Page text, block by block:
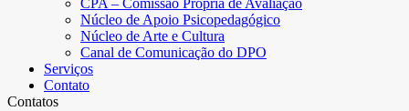
CPA – Comissão Própria de Avaliação
Núcleo de Apoio Psicopedagógico
Núcleo de Arte e Cultura
Canal de Comunicação do DPO
Serviços
Contato
Contatos